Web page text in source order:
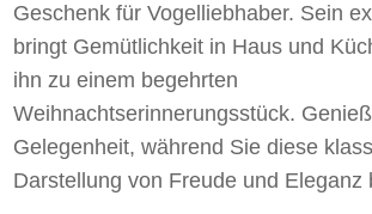
Geschenk für Vogelliebhaber. Sein
bringt Gemütlichkeit in Haus und
ihn zu einem begehrten
Weihnachtserinnerungsstück.
Gelegenheit, während Sie diese
Darstellung von Freude und Eleganz